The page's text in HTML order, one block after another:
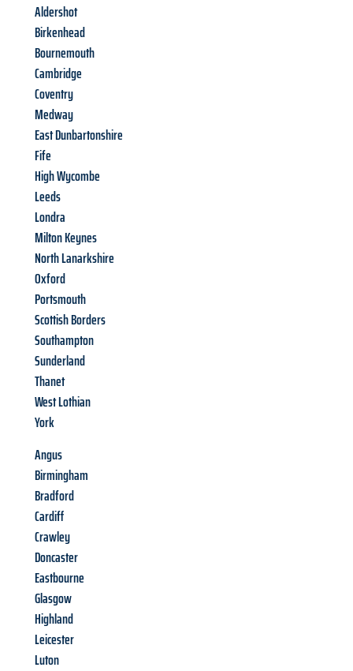
Aldershot
Birkenhead
Bournemouth
Cambridge
Coventry
Medway
East Dunbartonshire
Fife
High Wycombe
Leeds
Londra
Milton Keynes
North Lanarkshire
Oxford
Portsmouth
Scottish Borders
Southampton
Sunderland
Thanet
West Lothian
York
Angus
Birmingham
Bradford
Cardiff
Crawley
Doncaster
Eastbourne
Glasgow
Highland
Leicester
Luton